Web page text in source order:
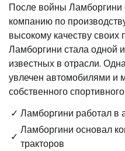
После войны
компанию по
высокому качеству своих
Ламборгини стала одной
известных в отрасли.
увлечен автомобилями и
собственного
✓ Ламборгини работал в
✓
Ламборгини основал
тракторов